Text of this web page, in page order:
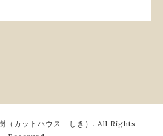
（カットハウス しき） . All Rights